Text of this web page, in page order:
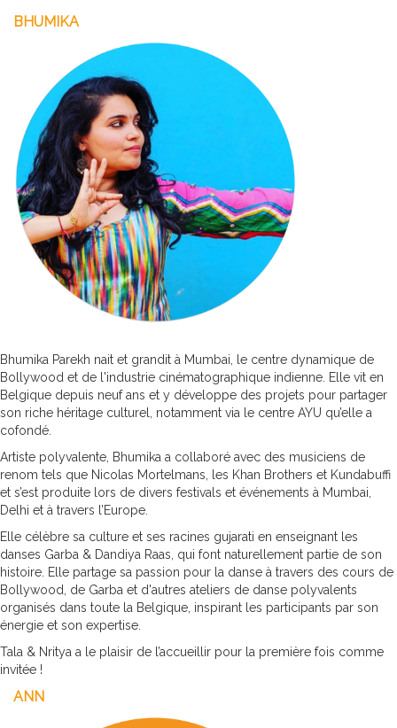
BHUMIKA
Bhumika Parekh nait et grandit à Mumbai, le centre dynamique de
Bollywood et de l'industrie cinématographique indienne. Elle vit en
Belgique depuis neuf ans et y développe des projets pour partager
son riche héritage culturel, notamment via le centre AYU qu’elle a
cofondé.
Artiste polyvalente, Bhumika a collaboré avec des musiciens de
renom tels que Nicolas Mortelmans, les Khan Brothers et Kundabuffi
et s’est produite lors de divers festivals et événements à Mumbai,
Delhi et à travers l’Europe.
Elle célèbre sa culture et ses racines gujarati en enseignant les
danses Garba & Dandiya Raas, qui font naturellement partie de son
histoire. Elle partage sa passion pour la danse à travers des cours de
Bollywood, de Garba et d'autres ateliers de danse polyvalents
organisés dans toute la Belgique, inspirant les participants par son
énergie et son expertise.
Tala & Nritya a le plaisir de l’accueillir pour la première fois comme
invitée !
ANN